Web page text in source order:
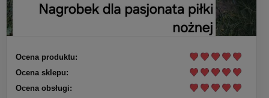
Ocena produktu:
Ocena sklepu:
Ocena obsługi: